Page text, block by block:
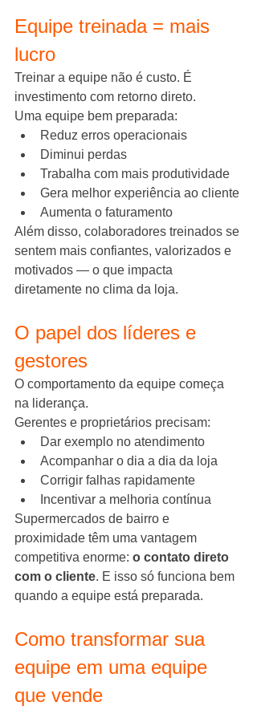
Equipe treinada = mais
lucro
Treinar a equipe não é custo. É
investimento com retorno direto.
Uma equipe bem preparada:
Reduz erros operacionais
Diminui perdas
Trabalha com mais produtividade
Gera melhor experiência ao cliente
Aumenta o faturamento
Além disso, colaboradores treinados se
sentem mais confiantes, valorizados e
motivados — o que impacta
diretamente no clima da loja.
O papel dos líderes e
gestores
O comportamento da equipe começa
na liderança.
Gerentes e proprietários precisam:
Dar exemplo no atendimento
Acompanhar o dia a dia da loja
Corrigir falhas rapidamente
Incentivar a melhoria contínua
Supermercados de bairro e
proximidade têm uma vantagem
competitiva enorme: o contato direto
com o cliente. E isso só funciona bem
quando a equipe está preparada.
Como transformar sua
equipe em uma equipe
que vende